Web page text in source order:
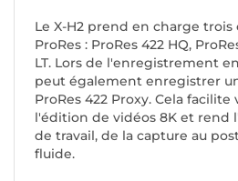
Le X-H2 prend en charge trois
ProRes : ProRes 422 HQ,
LT. Lors de l'enregistrement
peut également enregistrer
ProRes 422 Proxy. Cela
l'édition de vidéos 8K et rend
de travail, de la capture au
fluide.